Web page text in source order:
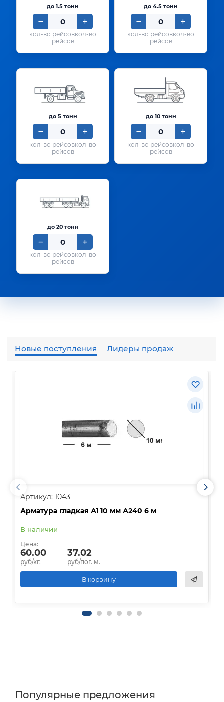
до 1.5 тонн
кол-во
рейсов
до 4.5 тонн
кол-во
рейсов
до 5 тонн
кол-во
рейсов
до 10 тонн
кол-во
рейсов
до 20 тонн
кол-во
рейсов
Новые поступления Лидеры продаж
Артикул: 1043
Арматура гладкая А1 10 мм А240 6 м
В наличии
Цена:
60.00
руб/кг.
37.02
руб/пог. м.
В корзину
Популярные предложения